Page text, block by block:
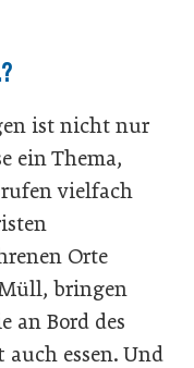
ist nicht nur
ein Thema,
rufen vielfach
Orte
bringen
an Bord des
essen. Und